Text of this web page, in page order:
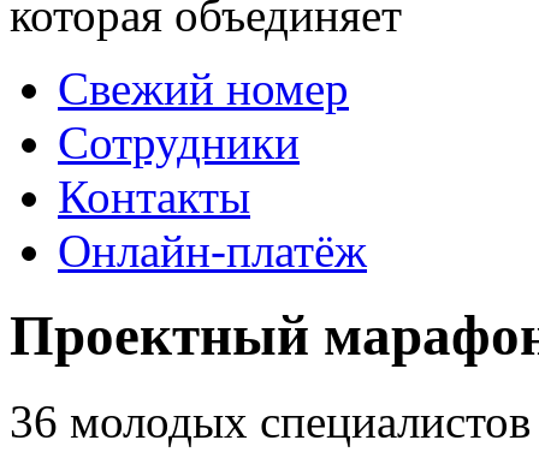
которая объединяет
Свежий номер
Сотрудники
Контакты
Онлайн-платёж
Проектный
36 молодых